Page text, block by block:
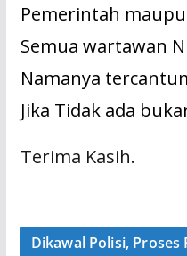
Pemerintah
Semua wartawan
Namanya
Jika Tidak ada
Terima Kasih.
Dikawal Polisi, Proses